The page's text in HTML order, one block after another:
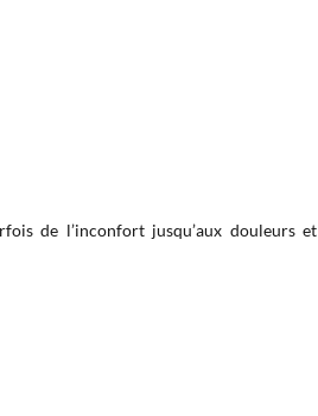
de l’inconfort jusqu’aux douleurs et